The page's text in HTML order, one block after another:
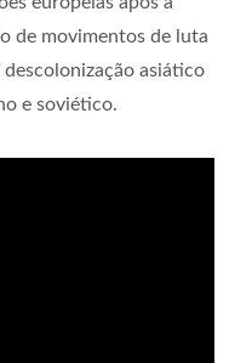
de movimentos de luta
descolonização asiático
e soviético.